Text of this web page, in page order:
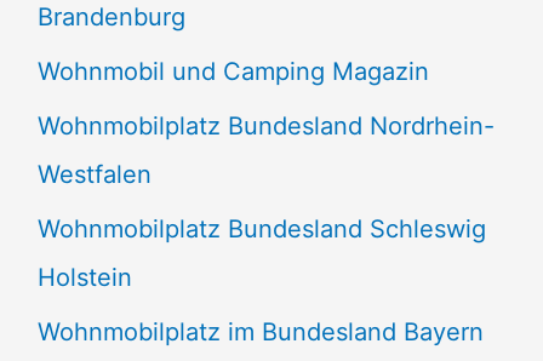
Brandenburg
Wohnmobil und Camping Magazin
Wohnmobilplatz Bundesland Nordrhein-
Westfalen
Wohnmobilplatz Bundesland Schleswig
Holstein
Wohnmobilplatz im Bundesland Bayern